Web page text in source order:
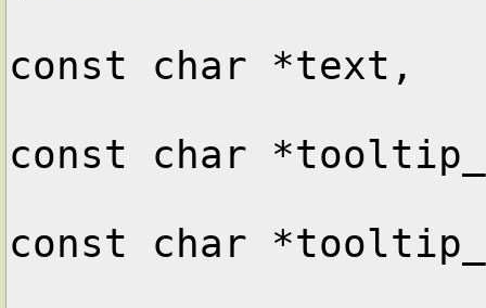
const char *text,
const char
const char